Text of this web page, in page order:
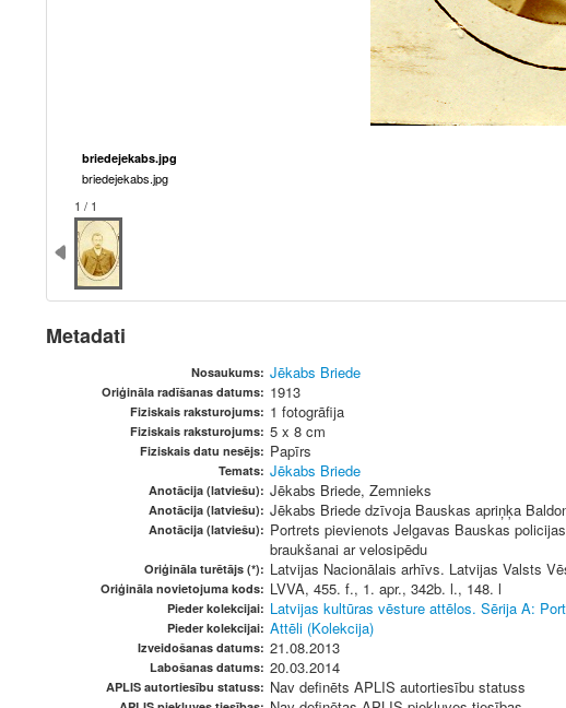
briedejekabs.jpg
briedejekabs.jpg
1 / 1
Metadati
Nosaukums: Jēkabs Briede
Oriģināla radīšanas datums: 1913
Fiziskais raksturojums: 1 fotogrāfija
Fiziskais raksturojums: 5 x 8 cm
Fiziskais datu nesējs: Papīrs
Temats: Jēkabs Briede
Anotācija (latviešu): Jēkabs Briede, Zemnieks
Anotācija (latviešu): Jēkabs Briede dzīvoja Bauskas apriņķa
Anotācija (latviešu): Portrets pievienots Jelgavas Bauskas
braukšanai ar velosipēdu
Oriģināla turētājs (*): Latvijas Nacionālais arhīvs. Latvijas Valsts
Oriģināla novietojuma kods: LVVA, 455. f., 1. apr., 342b. l., 148. l
Pieder kolekcijai: Latvijas kultūras vēsture attēlos. Sērija A:
Pieder kolekcijai: Attēli (Kolekcija)
Izveidošanas datums: 21.08.2013
Labošanas datums: 20.03.2014
APLIS autortiesību statuss: Nav definēts APLIS autortiesību statuss